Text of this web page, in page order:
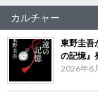
カルチャー
東野圭吾
の記憶』
2026年8